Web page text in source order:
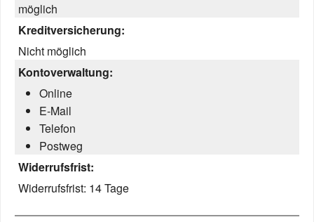
möglich
Kreditversicherung:
Nicht möglich
Kontoverwaltung:
Online
E-Mail
Telefon
Postweg
Widerrufsfrist:
Widerrufsfrist: 14 Tage